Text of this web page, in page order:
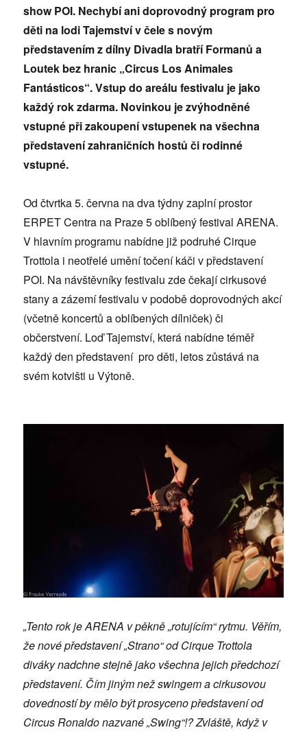
show POI. Nechybí ani doprovodný program pro
děti na lodi Tajemství v čele s novým
představením z dílny Divadla bratří Formanů a
Loutek bez hranic „Circus Los Animales
Fantásticos“. Vstup do areálu festivalu je jako
každý rok zdarma. Novinkou je zvýhodněné
vstupné při zakoupení vstupenek na všechna
představení zahraničních hostů či rodinné
vstupné.
Od čtvrtka 5. června na dva týdny zaplní prostor
ERPET Centra na Praze 5 oblíbený festival ARENA.
V hlavním programu nabídne již podruhé Cirque
Trottola i neotřelé umění točení káči v představení
POI. Na návštěvníky festivalu zde čekají cirkusové
stany a zázemí festivalu v podobě doprovodných akcí
(včetně koncertů a oblíbených dílniček) či
občerstvení. Loď Tajemství, která nabídne téměř
každý den představení pro děti, letos zůstává na
svém kotvišti u Výtoně.
„Tento rok je ARENA v pěkně „rotujícím“ rytmu. Věřím,
že nové představení „Strano“ od Cirque Trottola
diváky nadchne stejně jako všechna jejich předchozí
představení. Čím jiným než swingem a cirkusovou
dovedností by mělo být prosyceno představení od
Circus Ronaldo nazvané „Swing“!? Zvláště, když v